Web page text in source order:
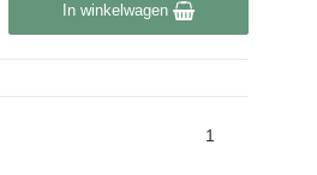
In winkelwagen
1